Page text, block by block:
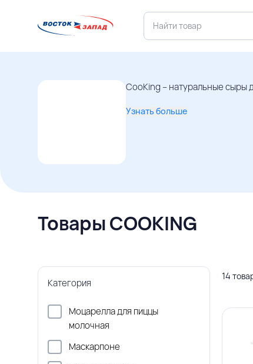
CooKing – натуральные сыры
Узнать больше
Товары COOKING
Категория
Моцарелла для пиццы
молочная
Маскарпоне
14